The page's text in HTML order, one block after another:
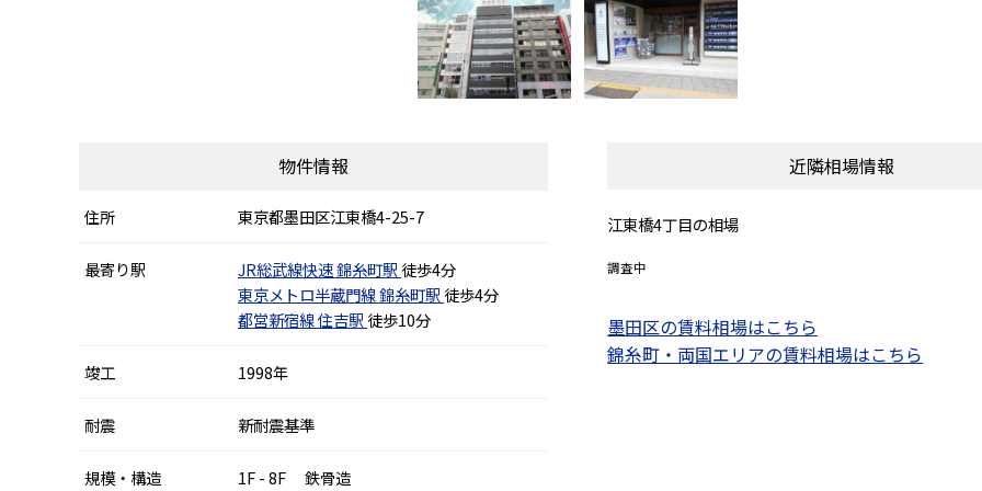
物件情報
住所 東京都墨田区江東橋4-25-7
最寄り駅 JR総武線快速錦糸町駅 徒歩4分
東京メトロ半蔵門線錦糸町駅 徒歩4分
都営新宿線住吉駅 徒歩10分
竣工 1998年
耐震 新耐震基準
規模・構造 1F - 8F 鉄骨造
近隣相場情報
江東橋4丁目の相場
調査中
墨田区の賃料相場はこちら
錦糸町・両国エリアの賃料相場はこちら